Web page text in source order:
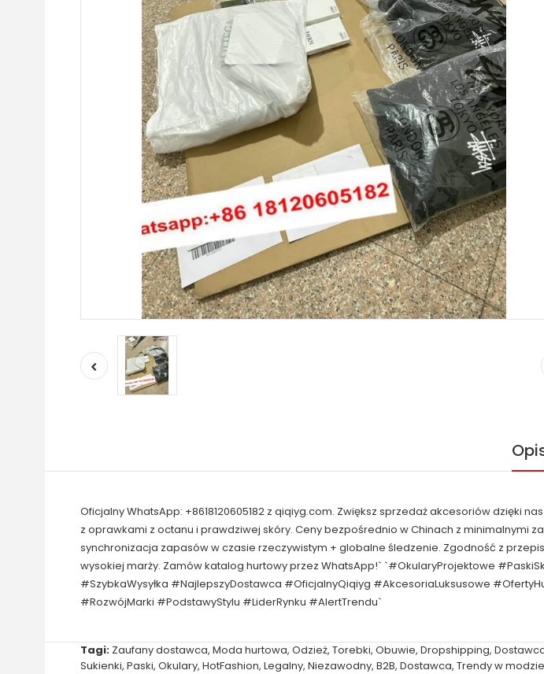
Oficjalny WhatsApp: +8618120605182 z qiqiyg.com. Zwiększ sprzedaż akcesoriów dzięki
z oprawkami z octanu i prawdziwej skóry. Ceny bezpośrednio w Chinach z minimalnymi
synchronizacja zapasów w czasie rzeczywistym + globalne śledzenie. Zgodność z
wysokiej marży. Zamów katalog hurtowy przez WhatsApp!` `#OkularyProjektowe
#SzybkaWysyłka #NajlepszyDostawca #OficjalnyQiqiyg #AkcesoriaLuksusowe
#RozwójMarki #PodstawyStylu #LiderRynku #AlertTrendu`
Tagi: Zaufany dostawca, Moda hurtowa, Odzież, Torebki, Obuwie, Dropshipping,
Sukienki, Paski, Okulary, HotFashion, Legalny, Niezawodny, B2B, Dostawca, Trendy w modzie